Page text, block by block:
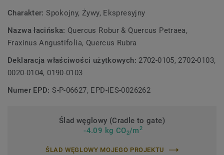
Charakter:Spokojny, Żywy, Ekspresyjny
Nazwa łacińska: Quercus Robur & Quercus Petraea,
Fraxinus Angustifolia, Quercus Rubra
Deklaracja właściwości użytkowych: 2702-0105, 2702-0103,
0020-0104, 0190-0103
Numer EPD:S-P-06627, EPD-IES-0026262
Ślad węglowy (Cradle to gate)
-4.09 kg CO2/m2
ŚLAD WĘGLOWY MOJEGO PROJEKTU